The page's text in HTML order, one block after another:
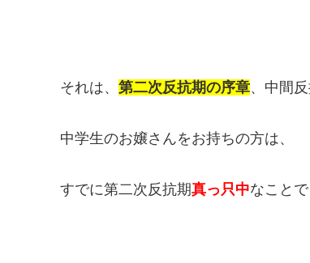
それは、 第二次反抗期の序章、中間
中学生のお嬢さんをお持ちの方は、
すでに第二次反抗期真っ只中なことで